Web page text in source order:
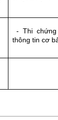
- Thi
thông tin cơ